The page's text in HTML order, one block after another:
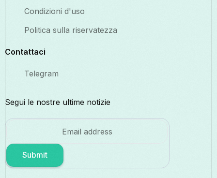
Condizioni d'uso
Politica sulla riservatezza
Contattaci
Telegram
Segui le nostre ultime notizie
Submit